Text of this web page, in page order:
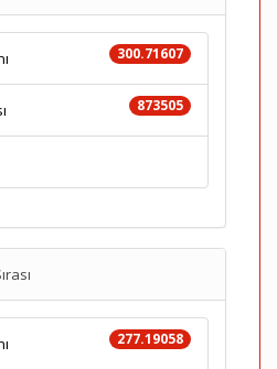
300.71607
873505
277.19058